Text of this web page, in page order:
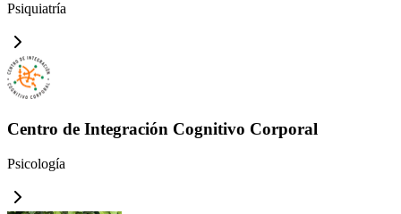
Psiquiatría
Centro de Integración Cognitivo Corporal
Psicología